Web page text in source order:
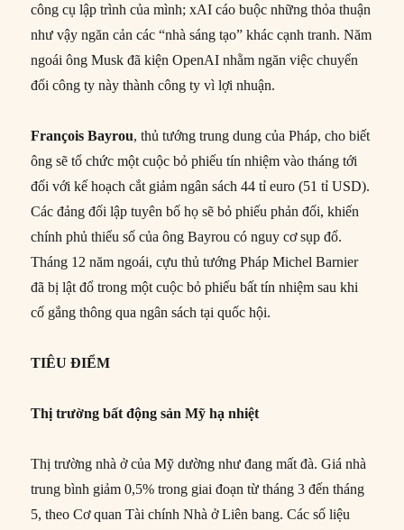
công cụ lập trình của mình; xAI cáo buộc những thỏa thuận
như vậy ngăn cản các “nhà sáng tạo” khác cạnh tranh. Năm
ngoái ông Musk đã kiện OpenAI nhằm ngăn việc chuyển
đổi công ty này thành công ty vì lợi nhuận.
François Bayrou, thủ tướng trung dung của Pháp, cho biết
ông sẽ tổ chức một cuộc bỏ phiếu tín nhiệm vào tháng tới
đối với kế hoạch cắt giảm ngân sách 44 tỉ euro (51 tỉ USD).
Các đảng đối lập tuyên bố họ sẽ bỏ phiếu phản đối, khiến
chính phủ thiểu số của ông Bayrou có nguy cơ sụp đổ.
Tháng 12 năm ngoái, cựu thủ tướng Pháp Michel Barnier
đã bị lật đổ trong một cuộc bỏ phiếu bất tín nhiệm sau khi
cố gắng thông qua ngân sách tại quốc hội.
TIÊU ĐIỂM
Thị trường bất động sản Mỹ hạ nhiệt
Thị trường nhà ở của Mỹ dường như đang mất đà. Giá nhà
trung bình giảm 0,5% trong giai đoạn từ tháng 3 đến tháng
5, theo Cơ quan Tài chính Nhà ở Liên bang. Các số liệu